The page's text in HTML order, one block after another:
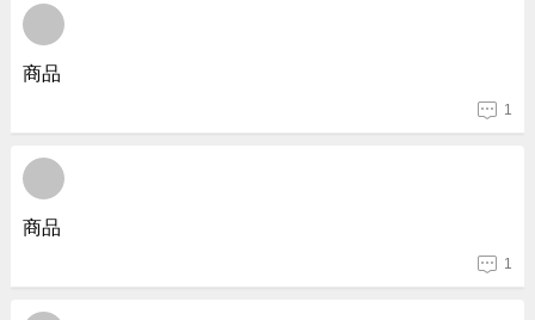
商品
1
商品
1